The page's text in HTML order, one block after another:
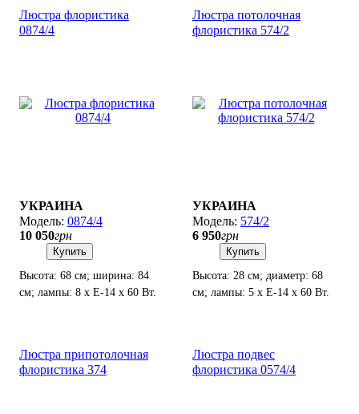
Люстра флористика
0874/4
УКРАИНА
0874/4
10 050грн
Купить
Высота: 68 см; ширина: 84
см; лампы: 8 х Е-14 х 60 Вт.
Люстра потолочная
флористика 574/2
УКРАИНА
574/2
6 950грн
Купить
Высота: 28 см; диаметр: 68
см; лампы: 5 х Е-14 х 60 Вт.
Люстра припотолочная
флористика 374
Люстра подвес
флористика 0574/4